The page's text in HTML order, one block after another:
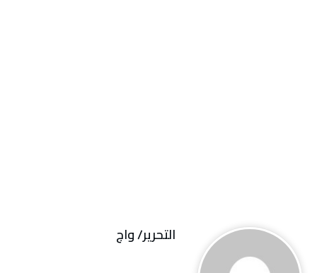
التحرير/ واج